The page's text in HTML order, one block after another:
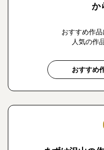
か
おすすめ作
人気の作
おすすめ